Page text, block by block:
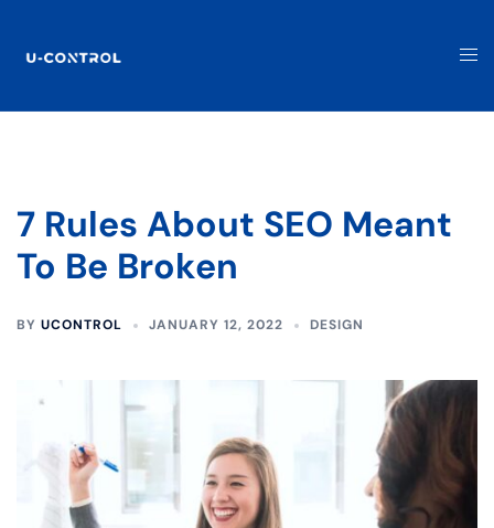
7 Rules About SEO Meant
To Be Broken
BY UCONTROL JANUARY 12, 2022 DESIGN